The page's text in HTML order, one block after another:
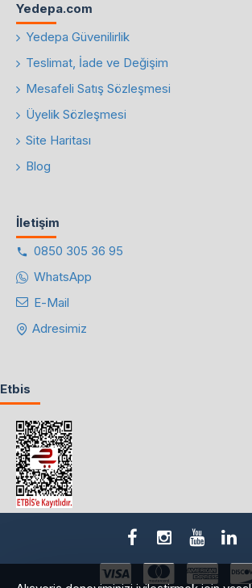
Yedepa.com
Yedepa Güvenilirlik
Teslimat, İade ve Değişim
Mesafeli Satış Sözleşmesi
Üyelik Sözleşmesi
Site Haritası
Blog
İletişim
0850 305 36 95
WhatsApp
E-Mail
Adresimiz
Etbis